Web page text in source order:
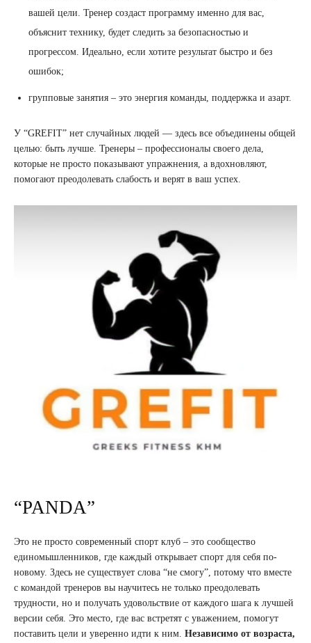
вашей цели. Тренер создаст программу именно для вас,
объяснит технику, будет следить за безопасностью и
прогрессом. Идеально, если хотите результат быстро и без
ошибок;
групповые занятия – это энергия команды, поддержка и азарт.
У “GREFIT” нет случайных людей — здесь все объединены общей
целью: быть лучше. Тренеры – профессионалы своего дела,
которые не просто показывают упражнения, а вдохновляют,
помогают преодолевать слабость и верят в ваш успех.
“PANDA”
Это не просто современный спорт клуб – это сообщество
единомышленников, где каждый открывает спорт для себя по-
новому. Здесь не существует слова “не смогу”, потому что вместе
с командой тренеров вы научитесь не только преодолевать
трудности, но и получать удовольствие от каждого шага к лучшей
версии себя. Это место, где вас встретят с уважением, помогут
поставить цели и уверенно идти к ним. Независимо от возраста,